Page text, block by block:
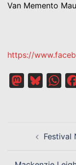
Van Memento
https://
MastodonBluesky
D’ARTICLE
Festival